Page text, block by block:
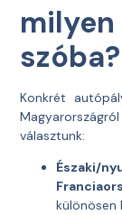
szóba?
Konkrét
választunk:
Északi/
különösen